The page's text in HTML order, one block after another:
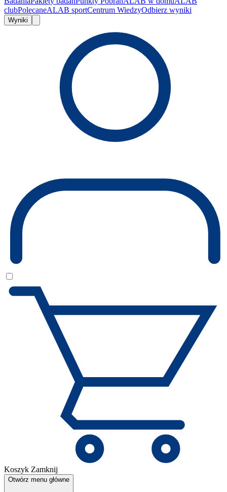
clubPolecaneALAB sportCentrum WiedzyOdbierz wyniki
Wyniki
Koszyk Zamknij
Otwórz menu główne